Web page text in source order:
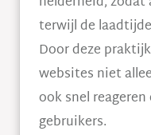
terwijl de
Door deze
websites niet
ook snel
gebruikers.